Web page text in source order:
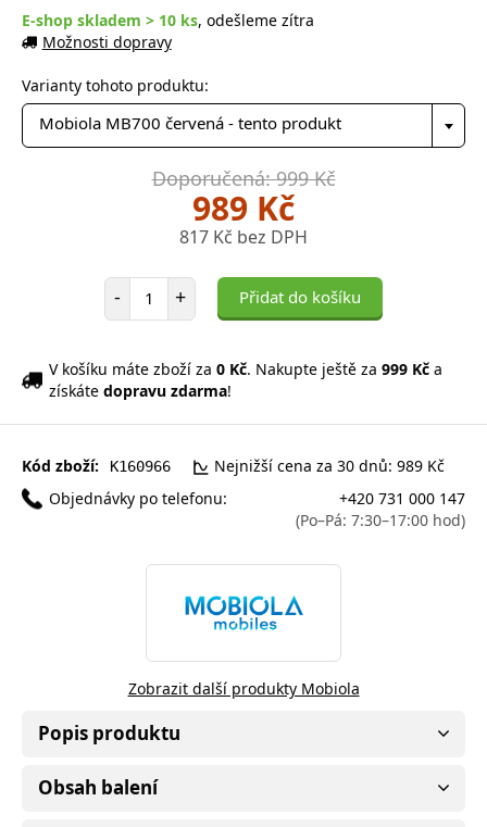
E-shop skladem > 10 ks, odešleme zítra
Možnosti dopravy
Varianty tohoto produktu:
Mobiola MB700 červená - tento produkt
Doporučená: 999 Kč
989 Kč
817 Kč bez DPH
- Počet položek
+ Přidat do košíku
V košíku máte zboží za 0 Kč. Nakupte ještě za 999 Kč a
získáte dopravu zdarma!
Kód zboží: K160966
Nejnižší cena za 30 dnů: 989 Kč
Objednávky po telefonu:
+420 731 000 147
(Po–Pá: 7:30–17:00 hod)
Zobrazit další produkty Mobiola
Popis produktu
Obsah balení